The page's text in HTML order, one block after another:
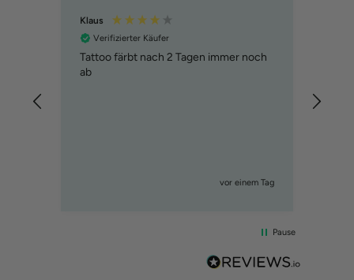
Klaus
Verifizierter Käufer
Tattoo färbt nach 2 Tagen immer noch
ab
vor einem Tag
Pause